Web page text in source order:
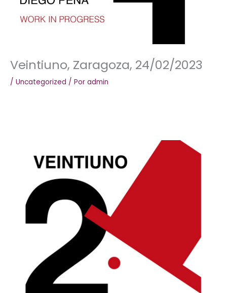
Veintiuno, Zaragoza, 24/02/2023
/ Uncategorized / Por admin